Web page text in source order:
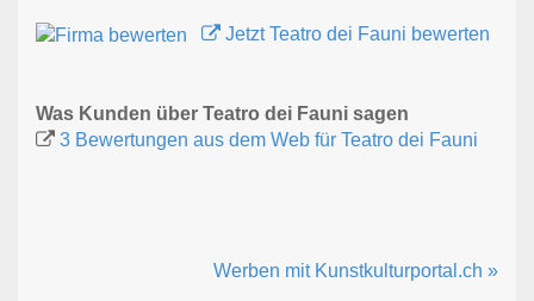
Jetzt Teatro dei Fauni bewerten
Was Kunden über Teatro dei Fauni sagen
3 Bewertungen aus dem Web für Teatro dei Fauni
Werben mit Kunstkulturportal.ch »